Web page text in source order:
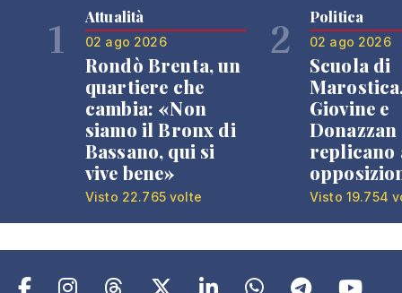
1 Attualità
02 ago 2026
Rondò Brenta, un
quartiere che
cambia: «Non
siamo il Bronx di
Bassano, qui si
vive bene»
Visto 22.765 volte
2 Politica
02 ago 2026
Scuola di
Giovine e
Donazzan
replicano
Visto 19.754